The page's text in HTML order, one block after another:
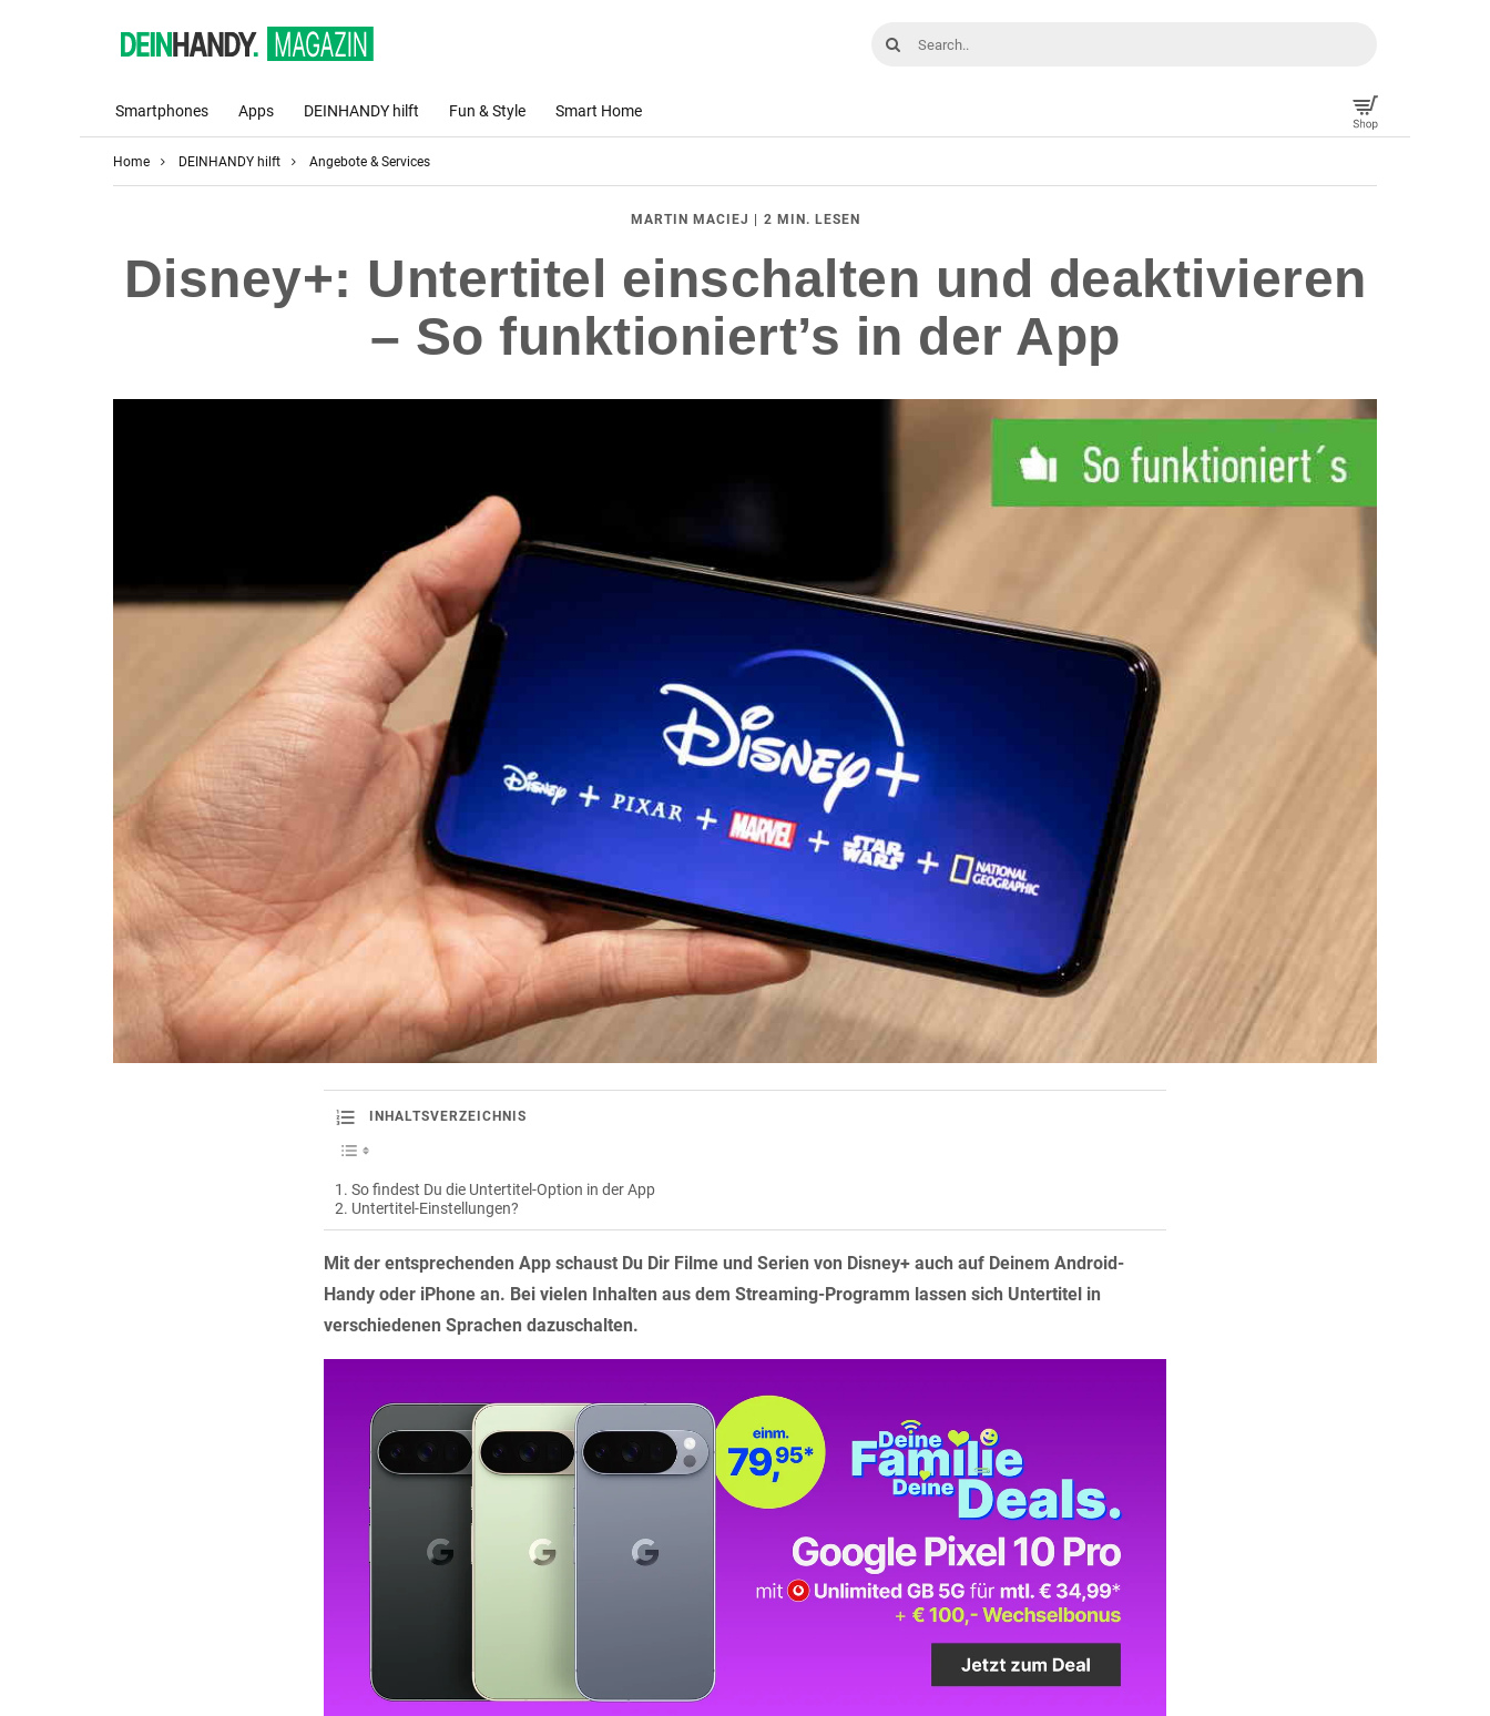
Smartphones Apps DEINHANDY hilft Fun & Style Smart Home
Home DEINHANDY hilft Angebote & Services
MARTIN MACIEJ 2 MIN. LESEN
Disney+: Untertitel einschalten und deaktivieren
– So funktioniert’s in der App
INHALTSVERZEICHNIS
So findest Du die Untertitel-Option in der App
Untertitel-Einstellungen?
Mit der entsprechenden App schaust Du Dir Filme und Serien von Disney+ auch auf Deinem Android-
Handy oder iPhone an. Bei vielen Inhalten aus dem Streaming-Programm lassen sich Untertitel in
verschiedenen Sprachen dazuschalten.